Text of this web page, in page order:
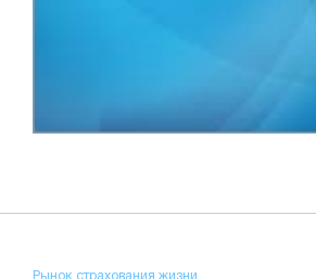
Рынок страхования жизни